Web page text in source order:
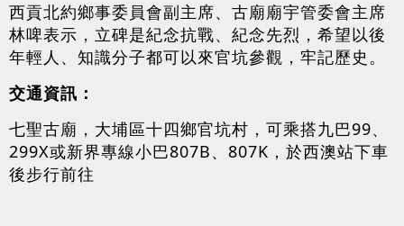
西貢北約鄉事委員會副主席、古廟廟宇管委會主席
林啤表示，立碑是紀念抗戰、紀念先烈，希望以後
年輕人、知識分子都可以來官坑參觀，牢記歷史。
交通資訊：
七聖古廟，大埔區十四鄉官坑村，可乘搭九巴99、
299X或新界專線小巴807B、807K，於西澳站下車
後步行前往